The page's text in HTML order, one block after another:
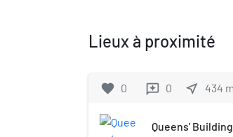
Lieux à proximité
favorite 0 reviews 0 near_me 434 m
Queens' Building